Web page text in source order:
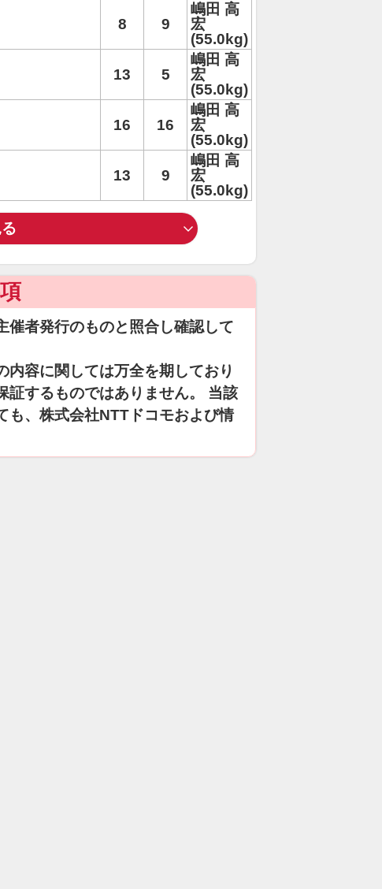
8 9
嶋田 高
宏
(55.0kg)
13 5
嶋田 高
宏
(55.0kg)
16 16
嶋田 高
宏
(55.0kg)
13 9
嶋田 高
宏
(55.0kg)
催者発行のものと照合し確認して
容に関しては万全を期しており
証するものではありません。 当該
も、株式会社NTTドコモおよび情